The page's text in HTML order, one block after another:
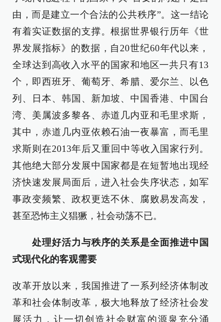
由，而是建立一个合法的公共秩序”。这一结论
有着实证数据的支撑。根据世界银行历年《世
界发展指标》的数据，自20世纪60年代以来，
全球达到高收入水平的国家和地区一共只有13
个，即西班牙、葡萄牙、希腊、爱尔兰、以色
列、日本、韩国、新加坡、中国香港、中国台
湾、美属波多黎各、赤道几内亚和毛里求斯，
其中，赤道几内亚依赖石油一夜暴富，而毛里
求斯则在2013年后又重回中等收入国家行列。
其他绝大部分发展中国家都是在短暂地出现经
济快速发展局面后，进入社会失序状态，如军
事政变频繁、政权更迭不休、腐败易发高发，
甚至恐怖主义猖獗，社会动荡不已。
处理好活力与秩序的关系是全面推进中国
式现代化的客观需要
改革开放以来，我国推进了一系列经济体制改
革和社会体制改革，极大地释放了经济社会发
展活力，让一切创造社会财富的源泉充分涌